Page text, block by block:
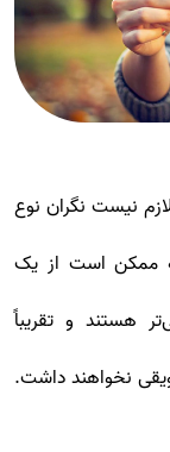
نیست نگران نوع
ممکن است از یک
هستند و تقریباً
نخواهند داشت.